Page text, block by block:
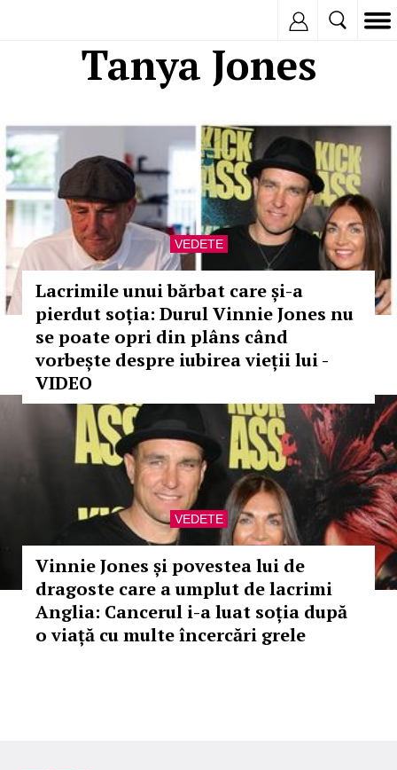
Tanya Jones
VEDETE
Lacrimile unui bărbat care și-a
pierdut soția: Durul Vinnie Jones nu
se poate opri din plâns când
vorbește despre iubirea vieții lui -
VIDEO
VEDETE
Vinnie Jones și povestea lui de
dragoste care a umplut de lacrimi
Anglia: Cancerul i-a luat soția după
o viață cu multe încercări grele